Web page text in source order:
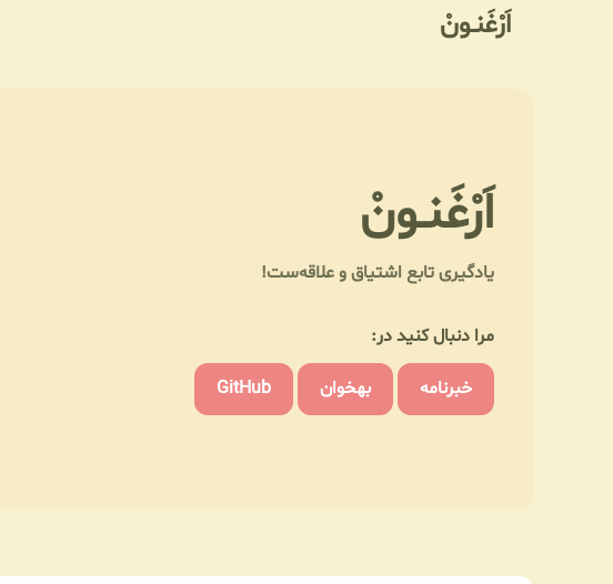
اَرْغَنـونْ
اَرْغَنـونْ
یادگیری تابع اشتیاق و علاقه‌ست!
مرا دنبال کنید در:
خبرنامه بهخوان GitHub